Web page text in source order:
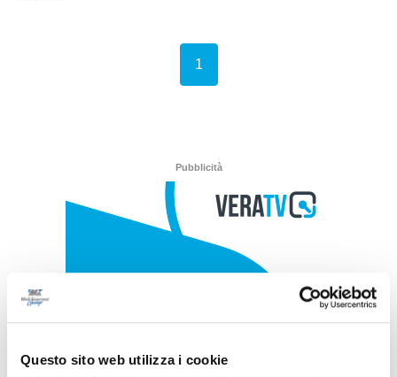
Questo sito web utilizza i cookie
1
Pubblicità